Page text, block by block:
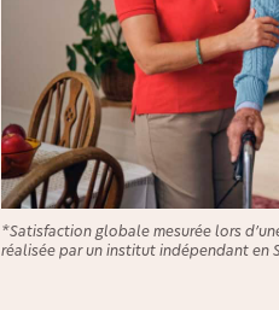
*Satisfaction globale mesurée lors
réalisée par un institut indépendant en